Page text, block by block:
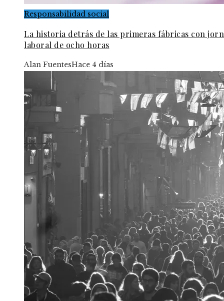
Responsabilidad social
La historia detrás de las primeras fábricas con
laboral de ocho horas
Alan FuentesHace 4 días